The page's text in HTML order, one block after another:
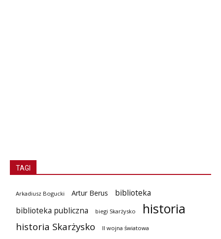
TAGI
Arkadiusz Bogucki Artur Berus
biblioteka
biblioteka publiczna
biegi Skarżysko historia
historia Skarżysko II wojna światowa